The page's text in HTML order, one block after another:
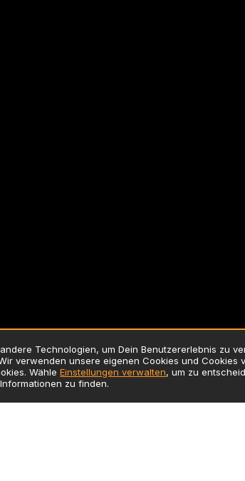
Technologien, um Dein Benutzererlebnis zu
verwenden unsere eigenen Cookies und
Wähle Einstellungen verwalten, um zu
zu finden.